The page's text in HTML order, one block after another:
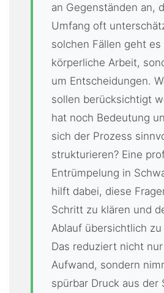
an Gegenständen an,
Umfang oft
solchen Fällen geht
körperliche Arbeit,
um Entscheidungen.
sollen berücksichtigt
hat noch Bedeutung
sich der Prozess
strukturieren? Eine
Entrümpelung in
hilft dabei, diese
Schritt zu klären und
Ablauf übersichtlich
Das reduziert nicht
Aufwand, sondern
spürbar Druck aus der